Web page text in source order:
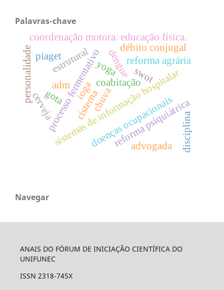
Palavras-chave
sistemas de informação hospitalar
dengue
processo fermentativo reforma agrária
estrutural
coabitação
débito conjugal
doenças ocupacionais
chuva
coordenação motora. educação fí­sica.
reforma psiquiátrica
adm
cisterna
disciplina
advogada
ioga
yoga
gota
cerveja
swot
personalidade piaget
Navegar
ANAIS DO FÓRUM DE INICIAÇÃO CIENTÍFICA DO
UNIFUNEC
ISSN 2318-745X